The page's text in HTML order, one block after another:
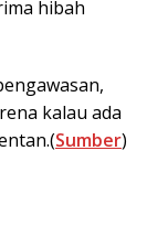
hibah
kalau ada
Sumber)